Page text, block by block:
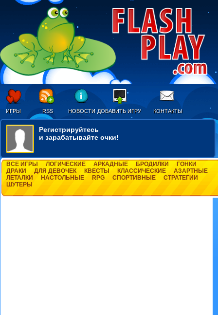
ИГРЫ RSS НОВОСТИ ДОБАВИТЬ ИГРУ КОНТАКТЫ
Регистрируйтесь
и зарабатывайте очки!
ВСЕ ИГРЫ ЛОГИЧЕСКИЕ АРКАДНЫЕ БРОДИЛКИ
ГОНКИ
ДРАКИ
ДЛЯ ДЕВОЧЕК КВЕСТЫ КЛАССИЧЕСКИЕ
АЗАРТНЫЕ
ЛЕТАЛКИ
НАСТОЛЬНЫЕ RPG СПОРТИВНЫЕ
СТРАТЕГИИ
ШУТЕРЫ